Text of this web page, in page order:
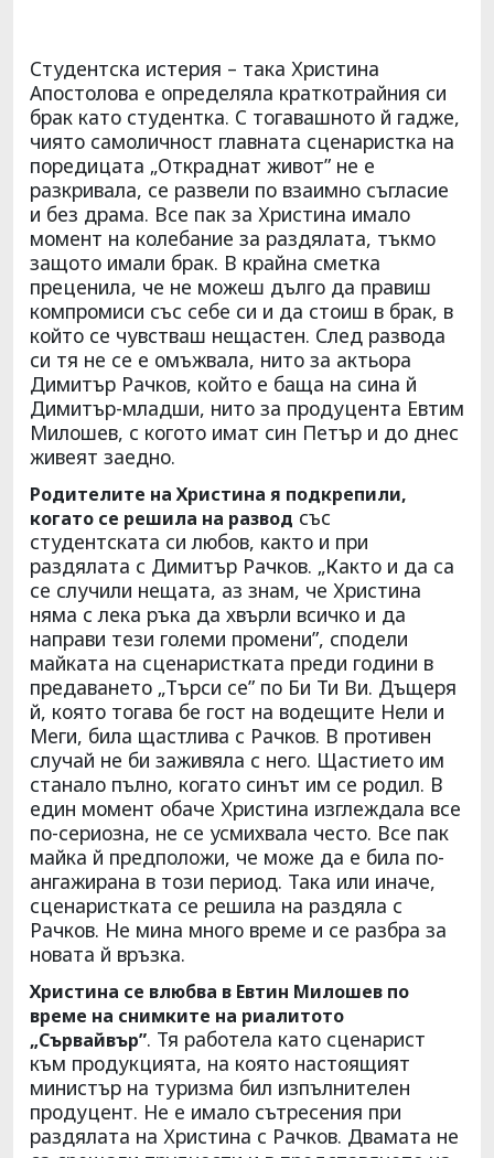
Студентска истерия – така Христина
Апостолова е определяла краткотрайния си
брак като студентка. С тогавашното й гадже,
чиято самоличност главната сценаристка на
поредицата „Откраднат живот” не е
разкривала, се развели по взаимно съгласие
и без драма. Все пак за Христина имало
момент на колебание за раздялата, тъкмо
защото имали брак. В крайна сметка
преценила, че не можеш дълго да правиш
компромиси със себе си и да стоиш в брак, в
който се чувстваш нещастен. След развода
си тя не се е омъжвала, нито за актьора
Димитър Рачков, който е баща на сина й
Димитър-младши, нито за продуцента Евтим
Милошев, с когото имат син Петър и до днес
живеят заедно.
Родителите на Христина я подкрепили,
когато се решила на развод със
студентската си любов, както и при
раздялата с Димитър Рачков. „Както и да са
се случили нещата, аз знам, че Христина
няма с лека ръка да хвърли всичко и да
направи тези големи промени”, сподели
майката на сценаристката преди години в
предаването „Търси се” по Би Ти Ви. Дъщеря
й, която тогава бе гост на водещите Нели и
Меги, била щастлива с Рачков. В противен
случай не би заживяла с него. Щастието им
станало пълно, когато синът им се родил. В
един момент обаче Христина изглеждала все
по-сериозна, не се усмихвала често. Все пак
майка й предположи, че може да е била по-
ангажирана в този период. Така или иначе,
сценаристката се решила на раздяла с
Рачков. Не мина много време и се разбра за
новата й връзка.
Христина се влюбва в Евтин Милошев по
време на снимките на риалитото
„Сървайвър”. Тя работела като сценарист
към продукцията, на която настоящият
министър на туризма бил изпълнителен
продуцент. Не е имало сътресения при
раздялата на Христина с Рачков. Двамата не